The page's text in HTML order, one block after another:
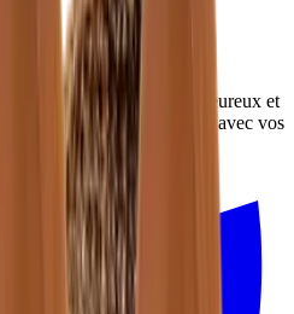
pour un intérieur chaleureux et
l'honneur. Achetez en ligne avec vos
Edenred.